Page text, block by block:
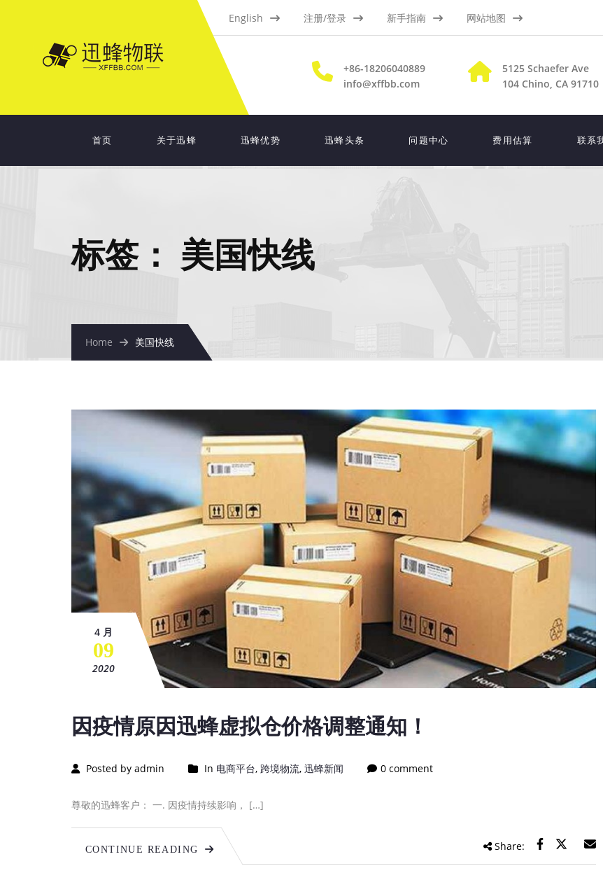
English 注册/登录 新手指南 网站地图
+86-18206040889
info@xffbb.com
5125 Schaefer Ave
104 Chino, CA 91710
首页 关于迅蜂 迅蜂优势 迅蜂头条 问题中心 费用估算 联系
标签： 美国快线
Home 美国快线
4 月
09
2020
因疫情原因迅蜂虚拟仓价格调整通知！
Posted by admin In 电商平台, 跨境物流, 迅蜂新闻 0 comment
尊敬的迅蜂客户： 一. 因疫情持续影响， […]
CONTINUE READING Share: